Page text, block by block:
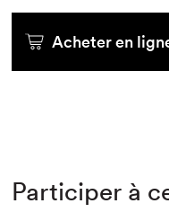
Acheter en
Participer à